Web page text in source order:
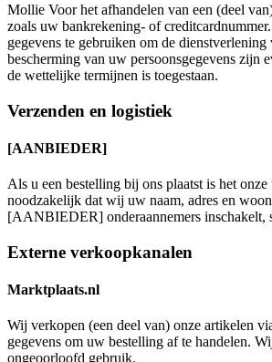
Mollie Voor het afhandelen van een (deel
zoals uw bankrekening- of
gegevens te gebruiken om de
bescherming van uw persoonsgegevens zijn
de wettelijke termijnen is toegestaan.
Verzenden en logistiek
[AANBIEDER]
Als u een bestelling bij ons plaatst is het
noodzakelijk dat wij uw naam, adres en
[AANBIEDER] onderaannemers
Externe verkoopkanalen
Marktplaats.nl
Wij verkopen (een deel van) onze artikelen
gegevens om uw bestelling af te handelen.
ongeoorloofd gebruik.